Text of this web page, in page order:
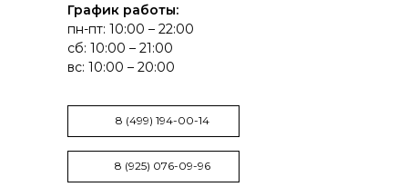
График работы:
пн-пт: 10:00 – 22:00
сб: 10:00 – 21:00
вс: 10:00 – 20:00
8 (499) 194-00-14
8 (925) 076-09-96